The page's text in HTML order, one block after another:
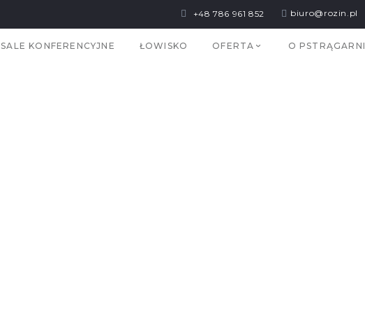
+48 786 961 852 biuro@rozin.pl
SALE KONFERENCYJNE ŁOWISKO OFERTA O PSTRĄGARNI